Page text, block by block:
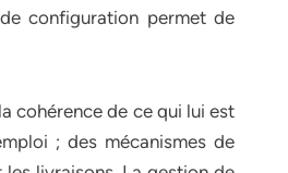
configuration permet de
cohérence de ce qui lui est
; des mécanismes de